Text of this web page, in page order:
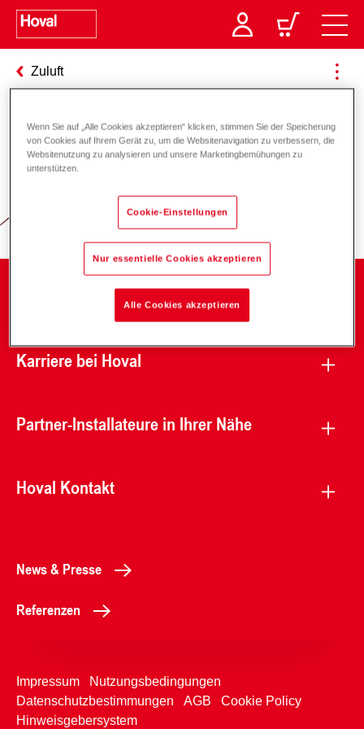
Zuluft
Verantwortung für Energie und
Karriere bei Hoval
Partner-Installateure in Ihrer Nähe
Hoval Kontakt
News & Presse
Referenzen
Impressum
Nutzungsbedingungen
Datenschutzbestimmungen
AGB
Cookie Policy
Hinweisgebersystem
Wenn Sie auf „Alle Cookies akzeptieren“ klicken, stimmen Sie der Speicherung
von Cookies auf Ihrem Gerät zu, um die Websitenavigation zu verbessern, die
Websitenutzung zu analysieren und unsere Marketingbemühungen zu
unterstützen.
Cookie-Einstellungen
Nur essentielle Cookies akzeptieren
Alle Cookies akzeptieren